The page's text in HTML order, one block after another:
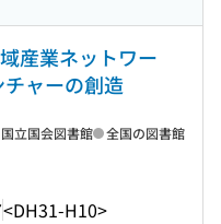
産業ネットワー
ャーの創造
<DH31-H10>
国立国会図書館 全国の図書館